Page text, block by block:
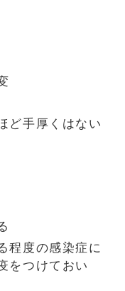
ど手厚くはない
程度の感染症に
をつけておい